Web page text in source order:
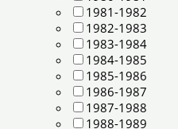
1981-1982
1982-1983
1983-1984
1984-1985
1985-1986
1986-1987
1987-1988
1988-1989